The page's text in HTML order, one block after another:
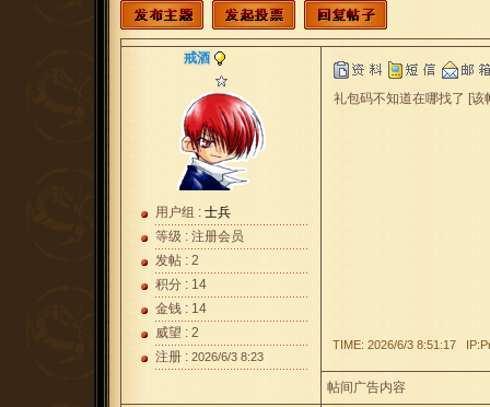
戒酒
用户组 :士兵
等级 : 注册会员
发帖 : 2
积分 : 14
金钱 : 14
威望 : 2
注册 :2026/6/3 8:23
礼包码不知道在哪找了 [
TIME: 2026/6/3 8:51:17
帖间广告内容